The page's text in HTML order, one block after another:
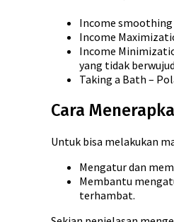
Income smoothing
Income
Income
yang tidak
Taking a Bath –
Cara
Untuk bisa melakukan
Mengatur dan
Membantu
terhambat.